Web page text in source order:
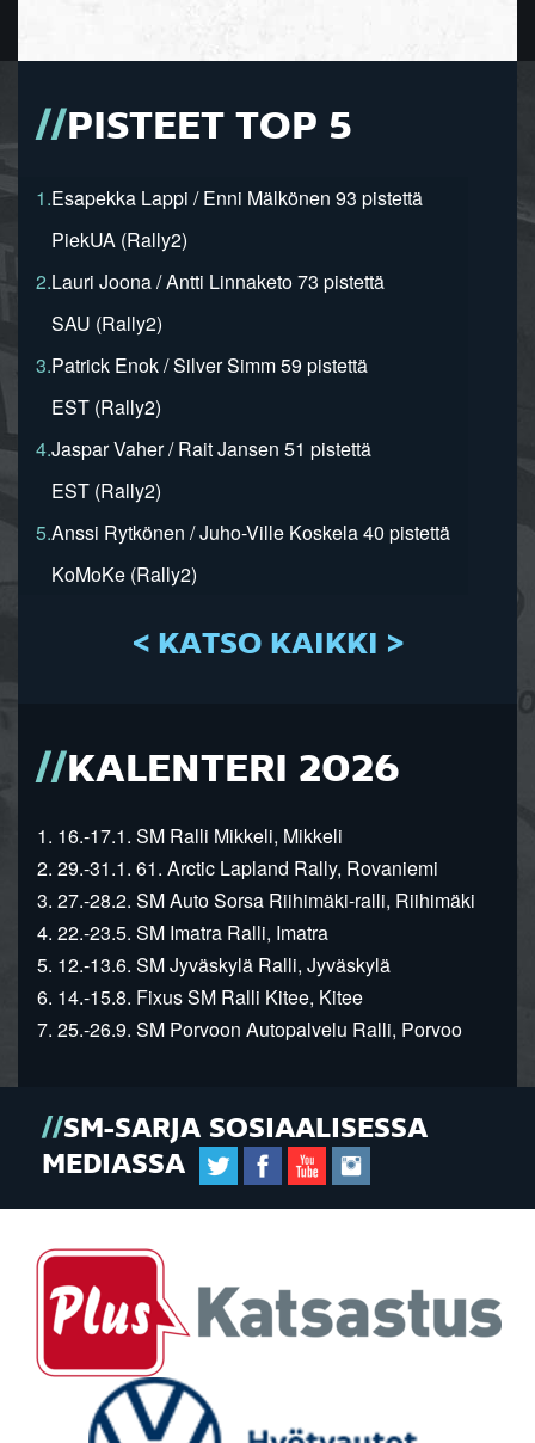
PISTEET TOP 5
1.Esapekka Lappi / Enni Mälkönen 93 pistettä
PiekUA (Rally2)
2.Lauri Joona / Antti Linnaketo 73 pistettä
SAU (Rally2)
3.Patrick Enok / Silver Simm 59 pistettä
EST (Rally2)
4.Jaspar Vaher / Rait Jansen 51 pistettä
EST (Rally2)
5.Anssi Rytkönen / Juho-Ville Koskela 40 pistettä
KoMoKe (Rally2)
< KATSO KAIKKI >
KALENTERI 2026
1. 16.-17.1. SM Ralli Mikkeli, Mikkeli
2. 29.-31.1. 61. Arctic Lapland Rally, Rovaniemi
3. 27.-28.2. SM Auto Sorsa Riihimäki-ralli, Riihimäki
4. 22.-23.5. SM Imatra Ralli, Imatra
5. 12.-13.6. SM Jyväskylä Ralli, Jyväskylä
6. 14.-15.8. Fixus SM Ralli Kitee, Kitee
7. 25.-26.9. SM Porvoon Autopalvelu Ralli, Porvoo
SM-SARJA SOSIAALISESSA
MEDIASSA